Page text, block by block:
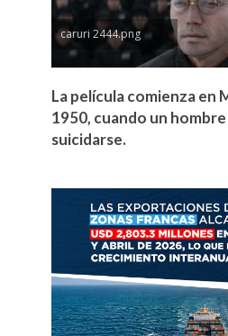
caruri 2444.png
La película comienza en
1950, cuando un
suicidarse.